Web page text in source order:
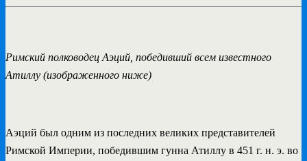
Римский полководец Аэций, победивший всем известного
Атиллу (изображенного ниже)
Аэций был одним из последних великих представителей
Римской Империи, победившим гунна Атиллу в 451 г. н. э. во